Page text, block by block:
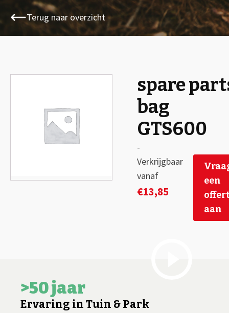
Terug naar overzicht
spare
bag
GTS600
-
Verkrijgbaar
vanaf
€13,85
een
aan
>50 jaar
Ervaring in Tuin & Park